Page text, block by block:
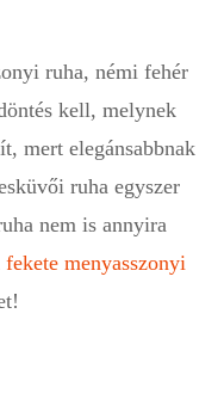
ruha, némi fehér
kell, melynek
mert elegánsabbnak
ruha egyszer
nem is annyira
fekete menyasszonyi